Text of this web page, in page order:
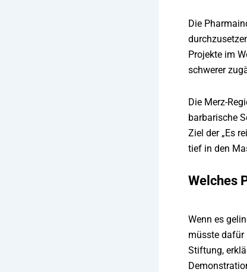
Die
Projekte im
schwerer
Die Merz-
barbarische
Ziel der „Es
tief in den
Welches
Wenn es
müsste dafür
Stiftung,